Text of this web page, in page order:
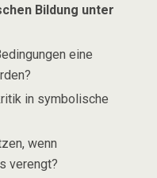
Bildung unter
eine
in symbolische
wenn
verengt?